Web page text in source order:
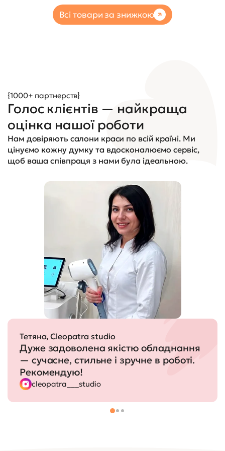
Всі товари за знижкою
{1000+ партнерств}
Голос клієнтів — найкраща
оцінка нашої роботи
Нам довіряють салони краси по всій країні. Ми
цінуємо кожну думку та вдосконалюємо сервіс,
щоб ваша співпраця з нами була ідеальною.
Тетяна, Cleopatra studio
Дуже задоволена якістю обладнання
— сучасне, стильне і зручне в роботі.
Рекомендую!
cleopatra___studio